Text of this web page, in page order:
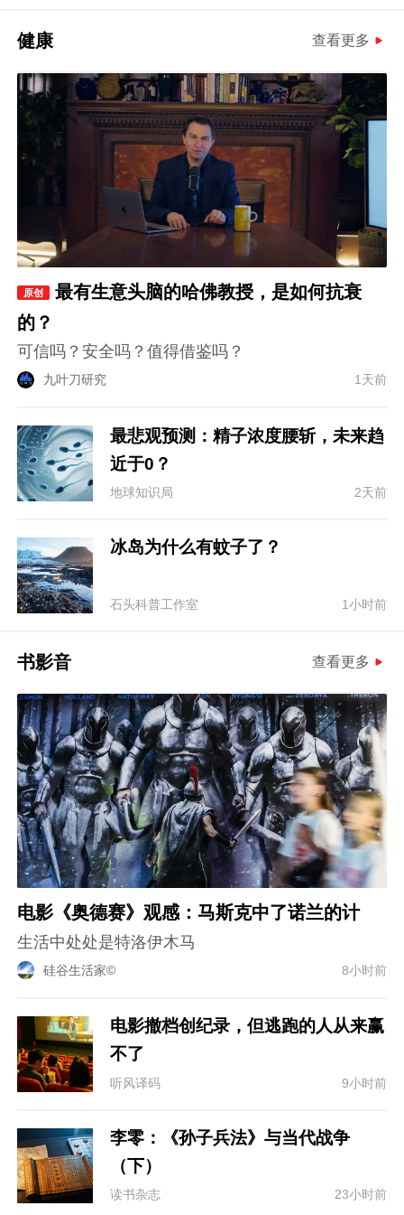
健康 查看更多
原创
最有生意头脑的哈佛教授，是如何抗衰
的？
可信吗？安全吗？值得借鉴吗？
九叶刀研究 1天前
最悲观预测：精子浓度腰斩，未来趋
近于0？
地球知识局 2天前
冰岛为什么有蚊子了？
石头科普工作室 1小时前
书影音 查看更多
电影《奥德赛》观感：马斯克中了诺兰的计
生活中处处是特洛伊木马
硅谷生活家© 8小时前
电影撤档创纪录，但逃跑的人从来赢
不了
听风译码 9小时前
李零：《孙子兵法》与当代战争
（下）
读书杂志 23小时前